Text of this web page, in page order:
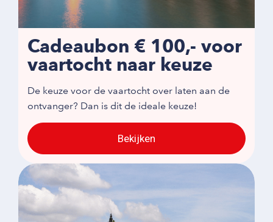
Cadeaubon € 100,- voor
vaartocht naar keuze
De keuze voor de vaartocht over laten aan de
ontvanger? Dan is dit de ideale keuze!
Bekijken